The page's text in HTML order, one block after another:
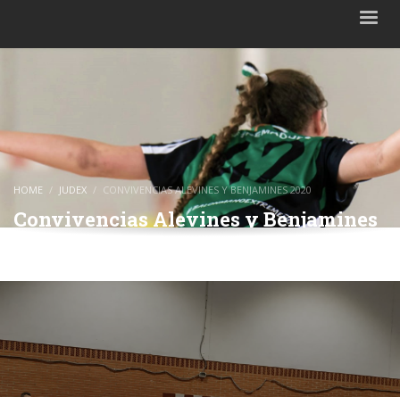
HOME JUDEX CONVIVENCIAS ALEVINES Y BENJAMINES 2020
Convivencias Alevines y Benjamines